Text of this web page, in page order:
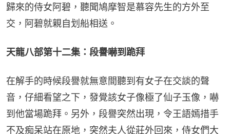
歸來的侍女阿碧，聽聞鳩摩智是慕容先生的方外至
交，阿碧就親自划船相送。
天龍八部第十二集：段譽嚇到跪拜
在解手的時候段譽就無意間聽到有女子在交談的聲
音，仔細看望之下，發覺該女子像極了仙子玉像，嚇
到他當場跪拜。另外，段譽突然出現，令王語嫣措手
不及痴呆站在原地，突然夫人從莊外回來，侍女們大